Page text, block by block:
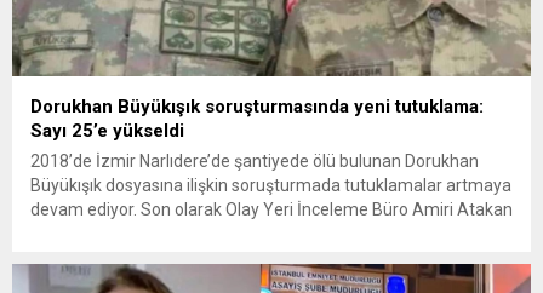
Dorukhan Büyükışık soruşturmasında yeni tutuklama:
Sayı 25’e yükseldi
2018’de İzmir Narlıdere’de şantiyede ölü bulunan Dorukhan
Büyükışık dosyasına ilişkin soruşturmada tutuklamalar artmaya
devam ediyor. Son olarak Olay Yeri İnceleme Büro Amiri Atakan
bulunan Dorukhan Büyükışık’a ilişkin yeniden açılan